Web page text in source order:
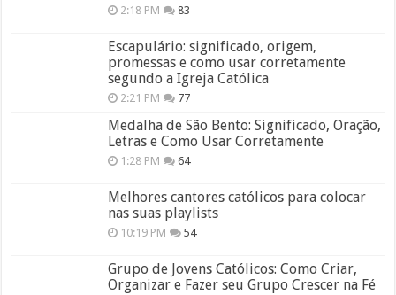
2:18 PM 83
Escapulário: significado, origem,
promessas e como usar corretamente
segundo a Igreja Católica
2:21 PM 77
Medalha de São Bento: Significado, Oração,
Letras e Como Usar Corretamente
1:28 PM 64
Melhores cantores católicos para colocar
nas suas playlists
10:19 PM 54
Grupo de Jovens Católicos: Como Criar,
Organizar e Fazer seu Grupo Crescer na Fé